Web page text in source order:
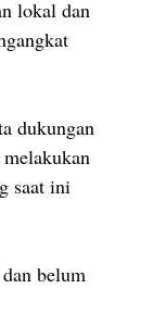
lokal dan
dukungan
saat ini
belum